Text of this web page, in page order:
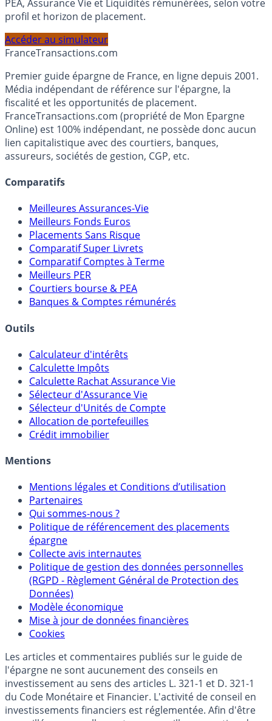
Calculez la répartition théorique de votre capital entre
PEA, Assurance Vie et Liquidités rémunérées, selon votre
profil et horizon de placement.
Accéder au simulateur
FranceTransactions.com
Premier guide épargne de France, en ligne depuis 2001.
Média indépendant de référence sur l'épargne, la
fiscalité et les opportunités de placement.
FranceTransactions.com (propriété de Mon Epargne
Online) est 100% indépendant, ne possède donc aucun
lien capitalistique avec des courtiers, banques,
Meilleures Assurances-Vie
Meilleurs Fonds Euros
Placements Sans Risque
Comparatif Super Livrets
Comparatif Comptes à Terme
Meilleurs PER
Courtiers bourse & PEA
Calculateur d'intérêts
Calculette Impôts
Calculette Rachat Assurance Vie
Sélecteur d'Assurance Vie
Sélecteur d'Unités de Compte
Allocation de portefeuilles
Mentions légales et Conditions d’utilisation
Partenaires
Qui sommes-nous ?
Politique de référencement des placements
épargne
Collecte avis internautes
Politique de gestion des données personnelles
(RGPD - Règlement Général de Protection des
Données)
Modèle économique
Mise à jour de données financières
Cookies
Les articles et commentaires publiés sur le guide de
l'épargne ne sont aucunement des conseils en
investissement au sens des articles L. 321-1 et D. 321-1
du Code Monétaire et Financier. L'activité de conseil en